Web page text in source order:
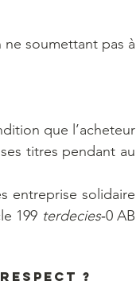
ne soumettant pas à
que l’acheteur
titres pendant au
entreprise solidaire
199 terdecies‑0 AB
?